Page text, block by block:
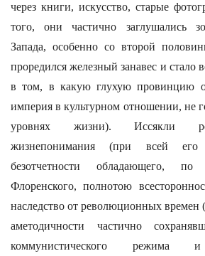
через книги, искусство, старые
того, они частично заглушались
Запада, особенно со второй
проредился железный занавес и стало
в том, в какую глухую провинцию
империя в культурном отношении, не
уровнях жизни). Иссякли
жизнепонимания (при всей его
безотчетности обладающего,
Флоренского, полнотою
наследство от революционных времен
аметодичности частично
коммунистического